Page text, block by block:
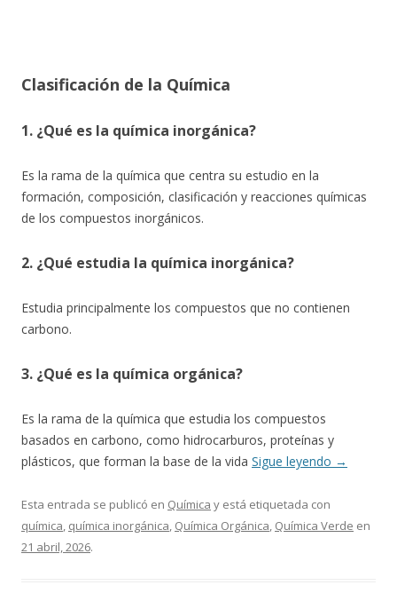
Clasificación de la Química
1. ¿Qué es la química inorgánica?
Es la rama de la química que centra su estudio en la
formación, composición, clasificación y reacciones químicas
de los compuestos inorgánicos.
2. ¿Qué estudia la química inorgánica?
Estudia principalmente los compuestos que no contienen
carbono.
3. ¿Qué es la química orgánica?
Es la rama de la química que estudia los compuestos
basados en carbono, como hidrocarburos, proteínas y
plásticos, que forman la base de la vida Sigue leyendo →
Esta entrada se publicó en Química y está etiquetada con
química, química inorgánica, Química Orgánica, Química Verde en
21 abril, 2026.